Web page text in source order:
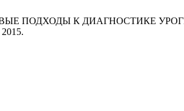
ПОДХОДЫ К ДИАГНОСТИКЕ